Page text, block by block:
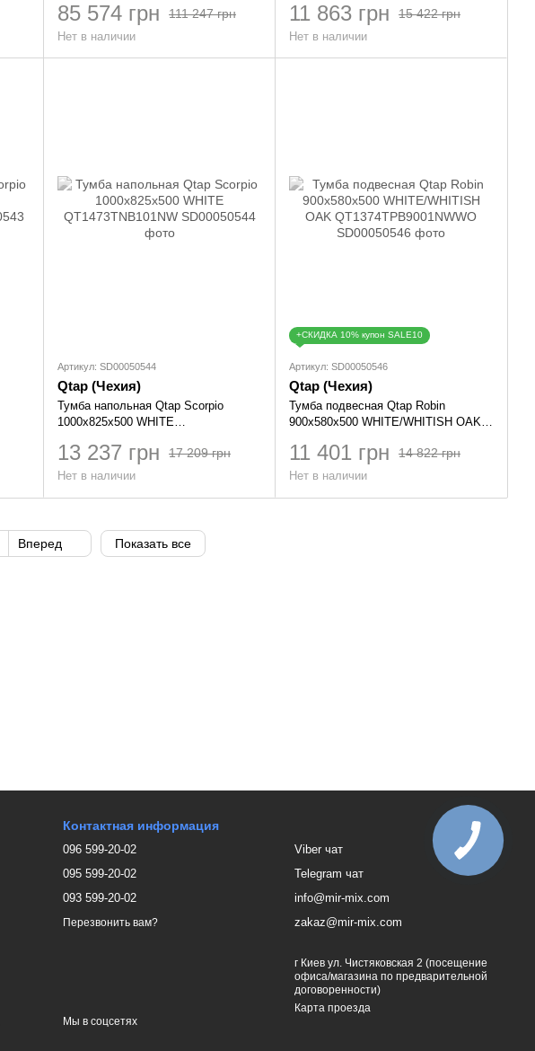
111 247 грн
85 574 грн
Нет в наличии
15 422 грн
11 863 грн
Нет в наличии
Артикул: SD00050544
Qtap (Чехия)
Тумба напольная Qtap Scorpio
1000х825х500 WHITE
17 209 грн
13 237 грн
Нет в наличии
+СКИДКА 10% купон SALE10
Артикул: SD00050546
Qtap (Чехия)
Тумба подвесная Qtap Robin
900х580х500 WHITE/WHITISH OAK
14 822 грн
11 401 грн
Нет в наличии
Вперед Показать все
Контактная информация
096 599-20-02
095 599-20-02
093 599-20-02
Перезвонить вам?
Viber чат
Telegram чат
info@mir-mix.com
zakaz@mir-mix.com
г Киев ул. Чистяковская 2 (посещение
офиса/магазина по предварительной
договоренности)
Карта проезда
Мы в соцсетях